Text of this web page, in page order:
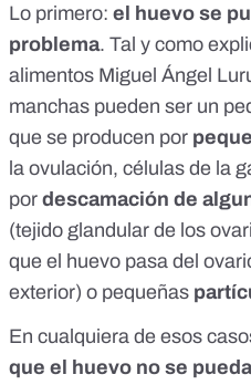
Lo primero: el huevo se
problema. Tal y como
alimentos Miguel Ángel
manchas pueden ser un
que se producen por
la ovulación, células de la
por descamación de
(tejido glandular de los
que el huevo pasa del
exterior) o pequeñas
En cualquiera de esos
que el huevo no se